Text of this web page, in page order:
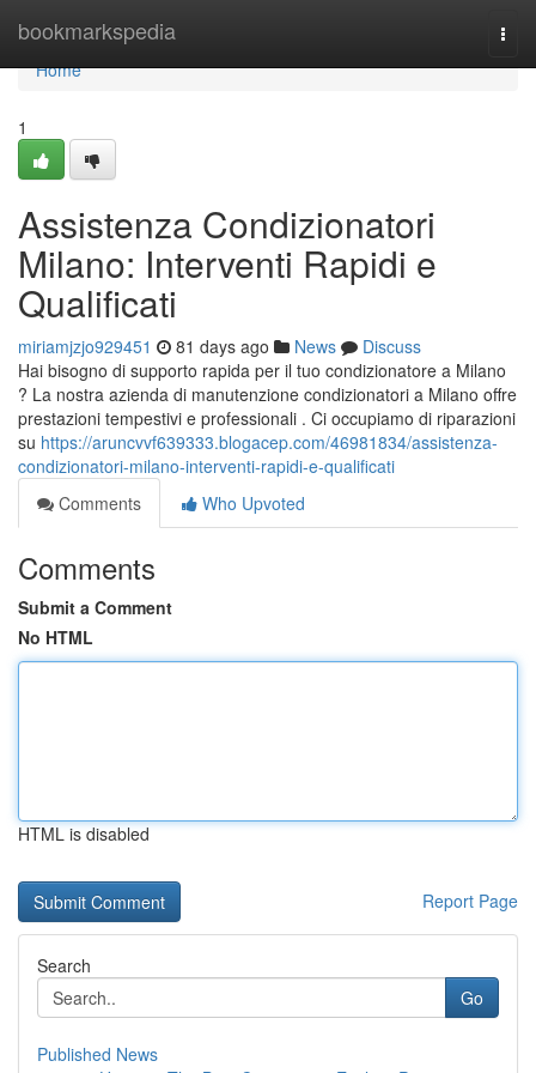
bookmarkspedia
Home
Home
1
Assistenza Condizionatori
Milano: Interventi Rapidi e
Qualificati
miriamjzjo929451 81 days ago News
Discuss
Hai bisogno di supporto rapida per il tuo condizionatore a Milano
? La nostra azienda di manutenzione condizionatori a Milano offre
prestazioni tempestivi e professionali . Ci occupiamo di riparazioni
su https://aruncvvf639333.blogacep.com/46981834/assistenza-
condizionatori-milano-interventi-rapidi-e-qualificati
Comments
Who Upvoted
Comments
Submit a Comment
No HTML
HTML is disabled
Report Page
Search
Go
Published News